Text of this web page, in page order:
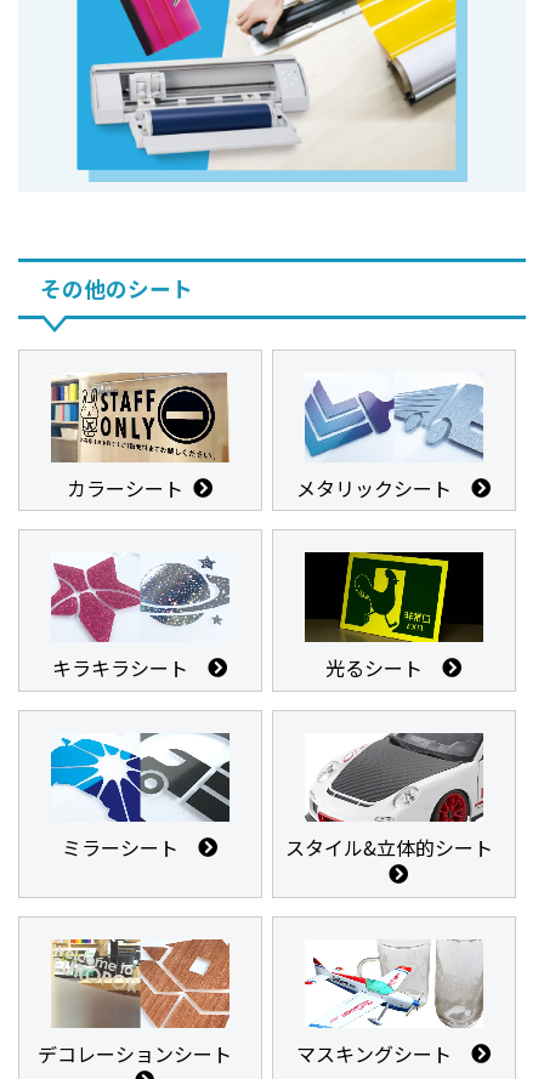
その他のシート
カラーシート メタリックシート
キラキラシート 光るシート
ミラーシート スタイル&立体的シート
デコレーションシート マスキングシート